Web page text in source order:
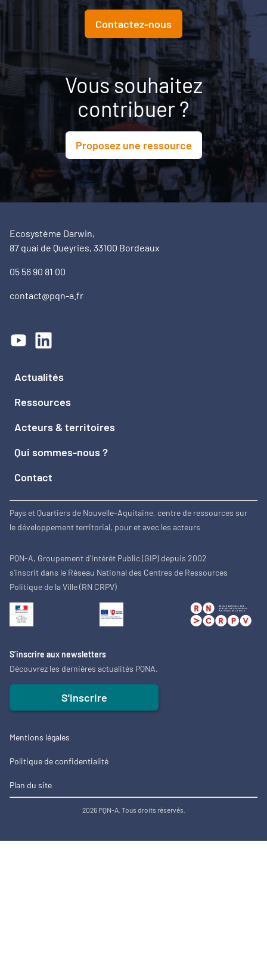
Contactez-nous
Vous souhaitez
contribuer ?
Proposez une ressource
Ecosystème Darwin,
87 quai de Queyries, 33100 Bordeaux
05 56 90 81 00
contact@pqn-a.fr
Actualités
Ressources
Acteurs & territoires
Qui sommes-nous ?
Contact
Pays et Quartiers de Nouvelle-Aquitaine, centre de ressources sur
le développement territorial, pour et avec les acteurs
PQN-A, Groupement d'Intérêt Public (GIP) depuis 2002
s'inscrit dans le Réseau National des Centres de Ressources
Politique de la Ville (RN CRPV)
S’inscrire aux newsletters
Découvrez les dernières actualités PQNA.
S'inscrire
Mentions légales
Politique de confidentialité
Plan du site
2026 PQN-A. Tous droits réservés.